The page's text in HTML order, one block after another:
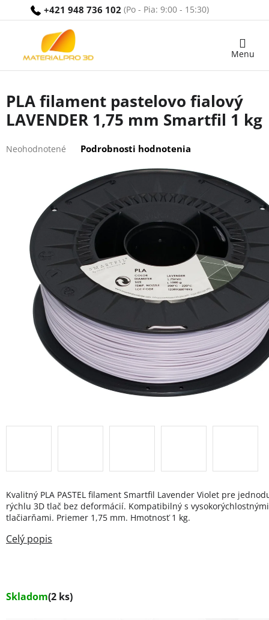
+421 948 736 102
Nákupný
PLA filament pastelovo fialový
LAVENDER 1,75 mm Smartfil 1 kg
hodnotenie
hviezdičiek.
Neohodnotené Podrobnosti hodnotenia
Skladom(2 ks)
Kvalitný PLA PASTEL filament Smartfil Lavender Violet pre
rýchlu 3D tlač bez deformácií. Kompatibilný s
tlačiarňami. Priemer 1,75 mm. Hmotnosť 1 kg.